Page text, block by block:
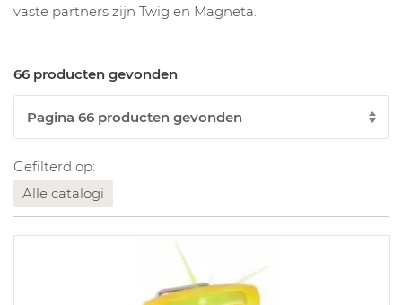
vaste partners zijn Twig en Magneta.
66 producten gevonden
Gefilterd op:
Alle catalogi